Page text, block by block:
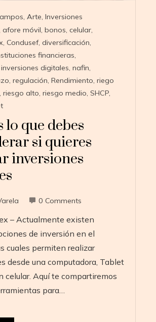
, Arte, Inversiones
afore móvil, bonos, celular,
, Condusef, diversificación,
financieras,
inversiones digitales, nafin,
, regulación, Rendimiento, riego
, riesgo alto, riesgo medio, SHCP,
lo que debes
si quieres
inversiones
0 Comments
– Actualmente existen
de inversión en el
cuales permiten realizar
desde una computadora, Tablet
celular. Aquí te compartiremos
para…